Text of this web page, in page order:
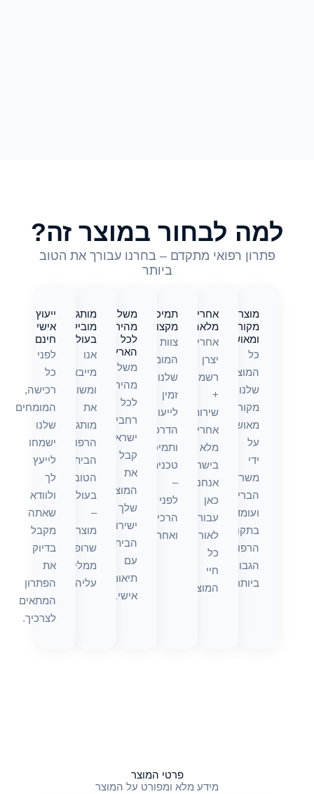
למה לבחור במוצר זה?
פתרון רפואי מתקדם – בחרנו עבורך את הטוב
ביותר
מוצר
מקורי
ומאושר
כל
המוצרים
שלנו
מקוריים,
מאושרים
על
ידי
משרד
הבריאות
ועומדים
בתקנים
הרפואיים
הגבוהים
ביותר.
אחריות
מלאה
אחריות
יצרן
רשמית
+
שירות
אחריות
מלא
בישראל.
אנחנו
כאן
עבורך
לאורך
כל
חיי
המוצר.
תמיכה
מקצועית
צוות
המומחים
שלנו
זמין
לייעוץ,
הדרכה
ותמיכה
טכנית
–
לפני
הרכישה
ואחריה.
משלוח
מהיר
לכל
הארץ
משלוח
מהיר
לכל
רחבי
ישראל.
קבל
את
המוצר
שלך
ישירות
הביתה
עם
תיאום
אישי.
מותגים
מובילים
בעולם
אנו
מייבאים
ומשווקים
את
מותגי
הרפואה
הביתית
הטובים
בעולם
–
מוצרים
שרופאים
ממליצים
עליהם.
ייעוץ
אישי
חינם
לפני
כל
רכישה,
המומחים
שלנו
ישמחו
לייעץ
לך
ולוודא
שאתה
מקבל
בדיוק
את
הפתרון
המתאים
לצרכיך.
פרטי המוצר
מידע מלא ומפורט על המוצר